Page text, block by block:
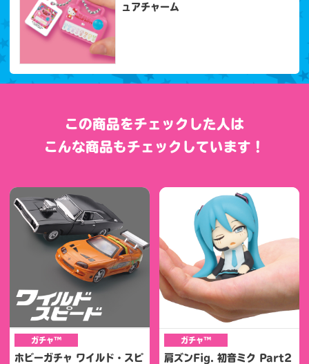
ュアチャーム
この商品をチェックした人は
こんな商品もチェックしています！
ガチャ™
ホビーガチャ ワイルド・スピ
ガチャ™
肩ズンFig. 初音ミク Part2